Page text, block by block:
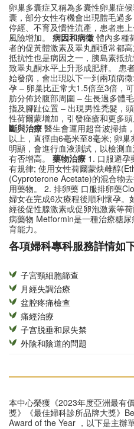
卵巢多囊症又稱為多囊性卵巢症
囊，部分女性有機會出現體毛過
停經、不育及慣性流產，患者患
風險增加。 病因和病徵 體內多種
者的促黃體激素及睪丸酮通常都
抵抗性也是病因之一，胰島素抵
致睪丸酮水平上升形成肥胖。 患
始發病，會出現以下一到兩項病
孕 – 卵巢比正常大1.5倍至3倍，
肪分佈於腹部周圍 – 生長過多體
指及腳趾位置 – 出現男性禿髮，
性荷爾蒙增加，引發痤瘡和更多
斷與治療 醫生會運用超音波掃描
以上，直徑由6毫米至8毫米; 卵
明顯，會進行血液測試，以檢測
有否增高。 藥物治療 1. 口服避孕
有規律; 使用女性荷爾蒙炔雌醇
(Cyproterone Acetate)的混合物
用藥物。 2. 排卵藥 口服排卵藥
婦女在完成6次療程後順利懷孕
經後促性腺激素或促卵泡激素等
病藥物 Metformin是一種治療糖
育能力。
各項婦科專科服務詳情如
子宮頸細胞篩查
月經失調治療
盆腔疼痛檢查
痛經治療
子宫脱垂和尿失禁
外陰和陰道的問題
本中心榮獲《2023年度亞洲最有
獎》《最佳婦科診所品牌大獎》
Award of the Year ，以下是主辦